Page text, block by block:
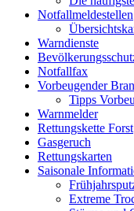
Notfallmeldestellen
Warndienste
Notfallfax
Vorbeugender
Tipps
Warnmelder
Rettungskette Forst
Gasgeruch
Rettungskarten
Saisonale
Extreme